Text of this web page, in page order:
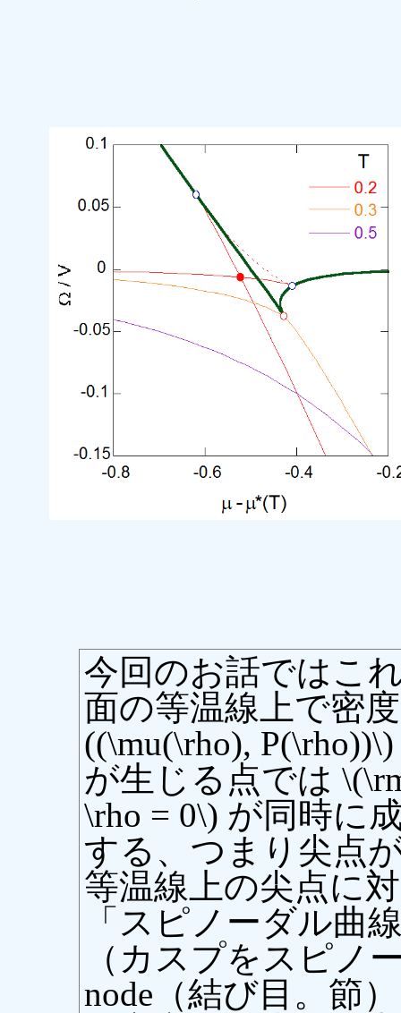
今回のお話ではこ
面の等温線上で密
((\mu(\rho),
が生じる点では
\rho = 0\) が同時に
する、つまり尖点
等温線上の尖点に
「スピノーダル曲
（カスプをスピノ
node（結び目。節